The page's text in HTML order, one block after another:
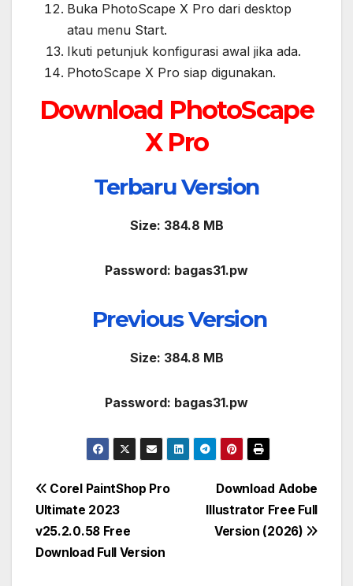
Buka PhotoScape X Pro dari desktop
atau menu Start.
Ikuti petunjuk konfigurasi awal jika ada.
PhotoScape X Pro siap digunakan.
Download PhotoScape
X Pro
TerbaruVersion
Size: 384.8 MB
Password: bagas31.pw
Previous Version
Size: 384.8 MB
Password: bagas31.pw
Post
navigation
Download Adobe
Illustrator Free Full
Version (2026)
Corel PaintShop Pro
Ultimate 2023
v25.2.0.58 Free
Download Full Version